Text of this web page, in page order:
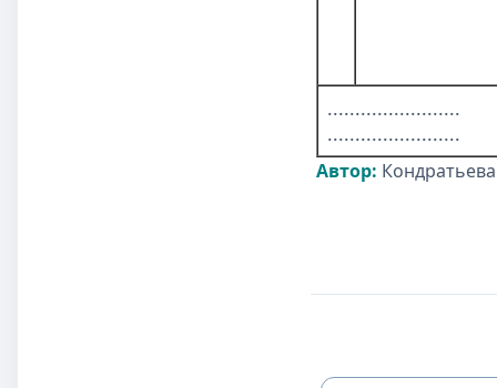
........................
........................
Автор: